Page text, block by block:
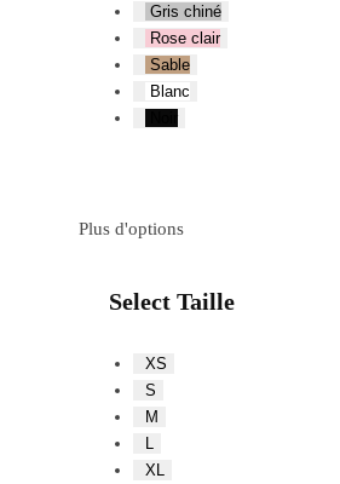
Gris chiné
Rose clair
Sable
Blanc
Plus d'options
Select Taille
XS
S
M
XL